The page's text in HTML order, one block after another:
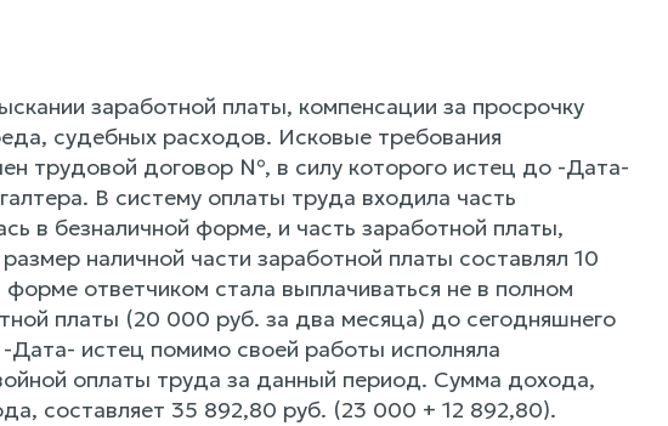
заработной платы, компенсации за просрочку
судебных расходов. Исковые требования
трудовой договор №, в силу которого истец до -Дата-
В систему оплаты труда входила часть
в безналичной форме, и часть заработной платы,
наличной части заработной платы составлял 10
ответчиком стала выплачиваться не в полном
платы (20 000 руб. за два месяца) до сегодняшнего
истец помимо своей работы исполняла
оплаты труда за данный период. Сумма дохода,
составляет 35 892,80 руб. (23 000 + 12 892,80).